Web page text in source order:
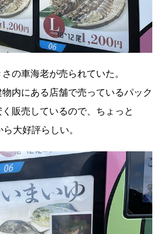
の車海老が売られていた。
内にある店舗で売っているパック
販売しているので、ちょっと
大好評らしい。